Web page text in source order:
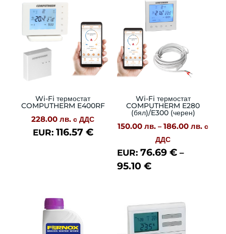
Wi-Fi термостат
COMPUTHERM E400RF
228.00лв. с ДДС
EUR: 116.57 €
Wi-Fi термостат
COMPUTHERM E280
(бял)/E300 (черен)
150.00 лв. – 186.00 лв.Price
с
ДДС
EUR: 76.69 €–
95.10 €